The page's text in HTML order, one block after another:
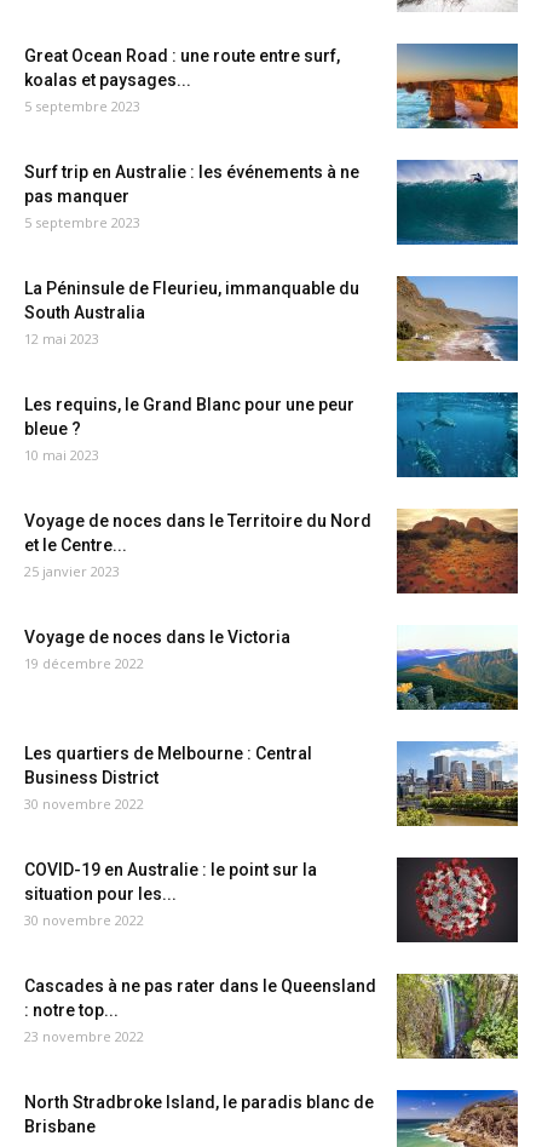
Great Ocean Road : une route entre surf,
koalas et paysages...
5 septembre 2023
Surf trip en Australie : les événements à ne
pas manquer
5 septembre 2023
La Péninsule de Fleurieu, immanquable du
South Australia
12 mai 2023
Les requins, le Grand Blanc pour une peur
bleue ?
10 mai 2023
Voyage de noces dans le Territoire du Nord
et le Centre...
25 janvier 2023
Voyage de noces dans le Victoria
19 décembre 2022
Les quartiers de Melbourne : Central
Business District
30 novembre 2022
COVID-19 en Australie : le point sur la
situation pour les...
30 novembre 2022
Cascades à ne pas rater dans le Queensland
: notre top...
23 novembre 2022
North Stradbroke Island, le paradis blanc de
Brisbane